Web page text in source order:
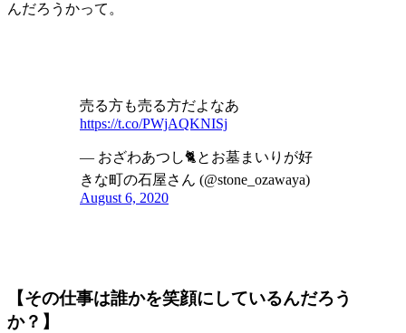
んだろうかって。
売る方も売る方だよなあ
https://t.co/PWjAQKNISj
— おざわあつし🐈とお墓まいりが好
きな町の石屋さん (@stone_ozawaya)
August 6, 2020
【その仕事は誰かを笑顔にしているんだろう
か？】